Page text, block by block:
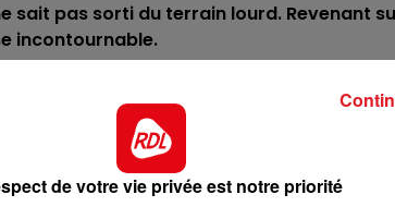
sait pas sorti du terrain lourd. Revenant
incontournable.
prenant une seconde place dans le quinté
sa place est de nouveau à l'arrivée..
sur la Psf il fait toutes ses courses, c'est
sur celle de Chantilly avec des ambitions.
de votre vie privée est notre priorité